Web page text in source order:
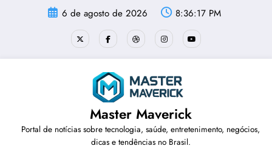
6 de agosto de 2026 8:36:18 PM
Master Maverick
Portal de notícias sobre tecnologia, saúde, entretenimento, negócios,
dicas e tendências no Brasil.